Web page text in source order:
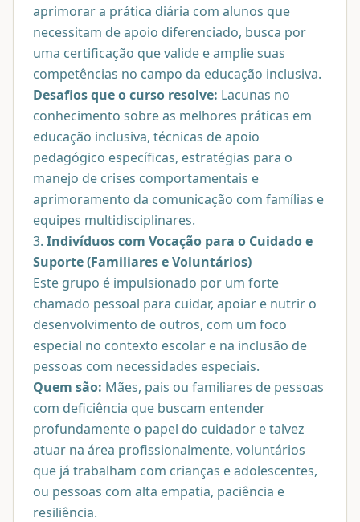
aprimorar a prática diária com alunos que
necessitam de apoio diferenciado, busca por
uma certificação que valide e amplie suas
competências no campo da educação inclusiva.
Desafios que o curso resolve: Lacunas no
conhecimento sobre as melhores práticas em
educação inclusiva, técnicas de apoio
pedagógico específicas, estratégias para o
manejo de crises comportamentais e
aprimoramento da comunicação com famílias e
equipes multidisciplinares.
3. Indivíduos com Vocação para o Cuidado e
Suporte (Familiares e Voluntários)
Este grupo é impulsionado por um forte
chamado pessoal para cuidar, apoiar e nutrir o
desenvolvimento de outros, com um foco
especial no contexto escolar e na inclusão de
pessoas com necessidades especiais.
Quem são: Mães, pais ou familiares de pessoas
com deficiência que buscam entender
profundamente o papel do cuidador e talvez
atuar na área profissionalmente, voluntários
que já trabalham com crianças e adolescentes,
ou pessoas com alta empatia, paciência e
resiliência.